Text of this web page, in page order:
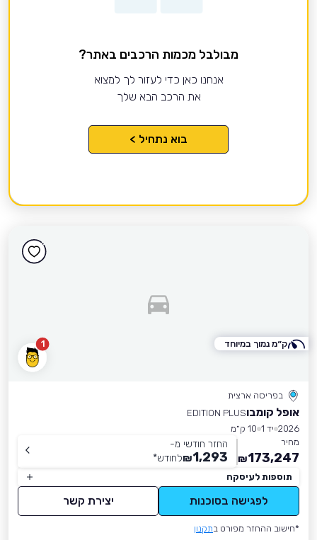
מבולבל מכמות הרכבים באתר?
אנחנו כאן כדי לעזור לך למצוא
את הרכב הבא שלך
בוא נתחיל >
1
בפריסה ארצית
אופל קומבוEDITION PLUS
2026 יד 1
10 ק״מ
מחיר
173,247
₪
החזר חודשי מ-
1,293
₪לחודש*
תוספות לעיסקה
לפגישה בסוכנות יצירת קשר
*חישוב ההחזר מפורט בתקנון
ק״מ נמוך במיוחד